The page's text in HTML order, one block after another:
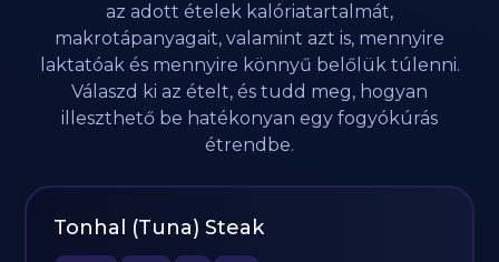
az adott ételek kalóriatartalmát,
makrotápanyagait, valamint azt is, mennyire
laktatóak és mennyire könnyű belőlük túlenni.
Válaszd ki az ételt, és tudd meg, hogyan
illeszthető be hatékonyan egy fogyókúrás
étrendbe.
Tonhal (Tuna) Steak